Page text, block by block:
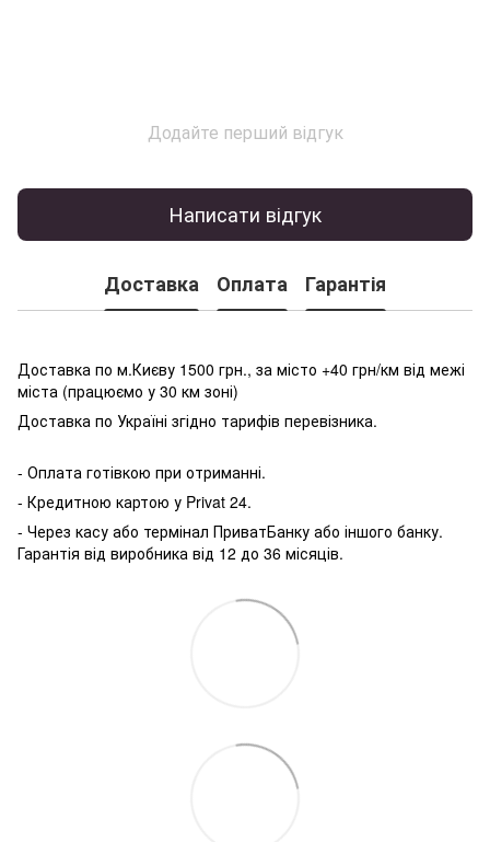
Додайте перший відгук
Написати відгук
Доставка Оплата Гарантія
Доставка по м.Києву 1500 грн., за місто +40 грн/км від межі
міста (працюємо у 30 км зоні)
Доставка по Україні згідно тарифів перевізника.
- Оплата готівкою при отриманні.
- Кредитною картою у Privat 24.
- Через касу або термінал ПриватБанку або іншого банку.
Гарантія від виробника від 12 до 36 місяців.